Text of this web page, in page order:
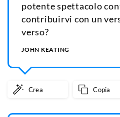
potente spettacolo
contribuirvi con un
verso?
JOHN KEATING
Crea Copia